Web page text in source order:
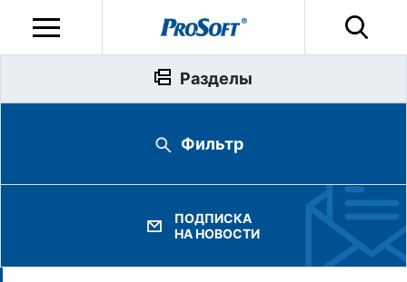
Разделы
Фильтр
ПОДПИСКА
НА НОВОСТИ